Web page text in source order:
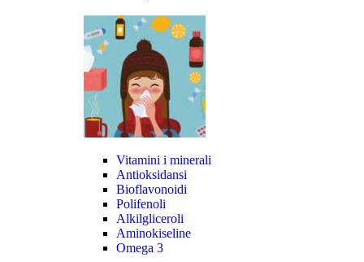
Vitamini i minerali
Antioksidansi
Bioflavonoidi
Polifenoli
Alkilgliceroli
Aminokiseline
Omega 3